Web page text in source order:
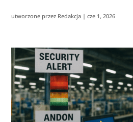
utworzone przez Redakcja |cze 1, 2026